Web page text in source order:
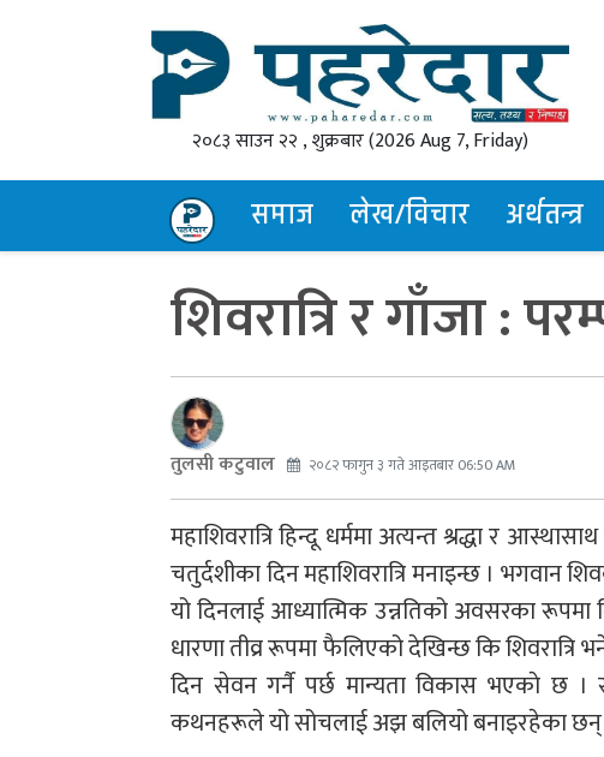
२०८३ साउन २२ , शुक्रबार(2026 Aug 7, Friday)
समाज लेख/विचार अर्थतन्त्र
शिवरात्रि र गाँजा :
तुलसी कटुवाल २०८२ फागुन ३ गते आइतबार 06:50 AM
महाशिवरात्रि हिन्दू धर्ममा अत्यन्त श्रद्धा र
चतुर्दशीका दिन महाशिवरात्रि मनाइन्छ । भगवान
यो दिनलाई आध्यात्मिक उन्नतिको अवसरका रूपमा
धारणा तीव्र रूपमा फैलिएको देखिन्छ कि
दिन सेवन गर्नै पर्छ मान्यता विकास भएकाे छ ।
कथनहरूले यो सोचलाई अझ बलियो बनाइरहेका छन्